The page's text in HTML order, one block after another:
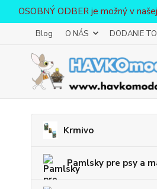
OSOBNÝ ODBER je možný v
Blog O NÁS DODANIE
Krmivo
Pamlsky pre psy a